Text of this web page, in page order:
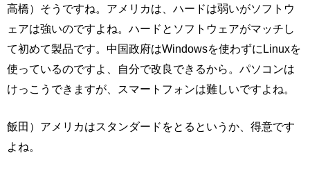
高橋）そうですね。アメリカは、ハードは弱いがソフトウ
ェアは強いのですよね。ハードとソフトウェアがマッチし
て初めて製品です。中国政府はWindowsを使わずにLinuxを
使っているのですよ、自分で改良できるから。パソコンは
けっこうできますが、スマートフォンは難しいですよね。
飯田）アメリカはスタンダードをとるというか、得意です
よね。